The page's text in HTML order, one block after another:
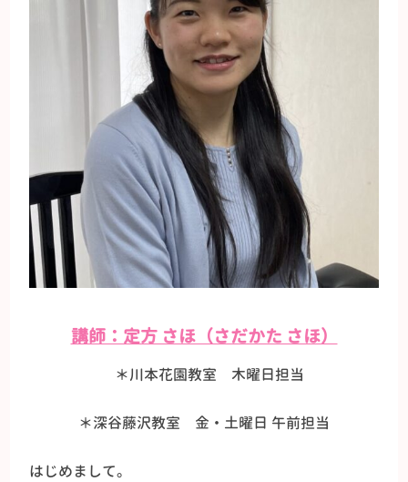
講師：定方 さほ（さだかた さほ）
＊川本花園教室 木曜日担当
＊深谷藤沢教室 金・土曜日 午前担当
はじめまして。